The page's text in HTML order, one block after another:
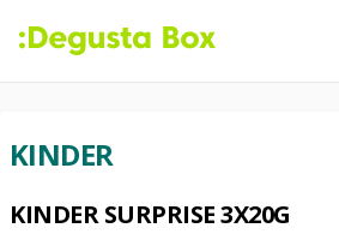
KINDER
KINDER SURPRISE 3X20G